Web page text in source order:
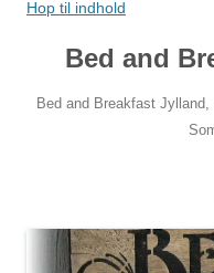
Hop til indhold
Bed and
Bed and Breakfast